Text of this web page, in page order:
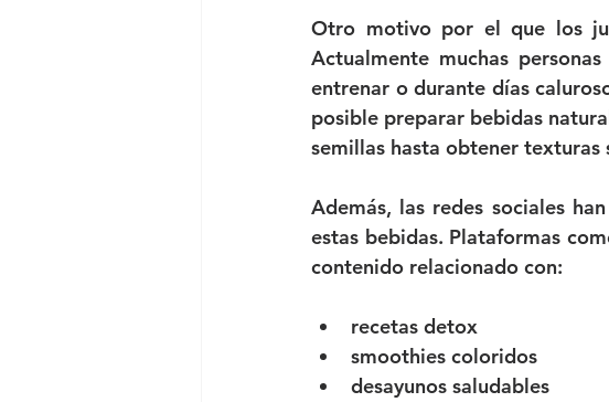
Otro motivo por el que los
Actualmente muchas
entrenar o durante días
posible preparar bebidas
semillas hasta obtener texturas
Además, las redes sociales
estas bebidas. Plataformas
contenido relacionado con:
recetas detox
smoothies coloridos
desayunos saludables